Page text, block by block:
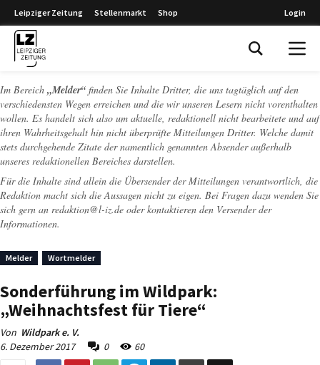
Leipziger Zeitung Stellenmarkt Shop Login
Im Bereich „Melder“ finden Sie Inhalte Dritter, die uns tagtäglich auf den
verschiedensten Wegen erreichen und die wir unseren Lesern nicht vorenthalten
wollen. Es handelt sich also um aktuelle, redaktionell nicht bearbeitete und auf
ihren Wahrheitsgehalt hin nicht überprüfte Mitteilungen Dritter. Welche damit
stets durchgehende Zitate der namentlich genannten Absender außerhalb
unseres redaktionellen Bereiches darstellen.
Für die Inhalte sind allein die Übersender der Mitteilungen verantwortlich, die
Redaktion macht sich die Aussagen nicht zu eigen. Bei Fragen dazu wenden Sie
sich gern an redaktion@l-iz.de oder kontaktieren den Versender der
Informationen.
Melder Wortmelder
Sonderführung im Wildpark:
„Weihnachtsfest für Tiere“
Von Wildpark e. V.
6. Dezember 2017
0 60